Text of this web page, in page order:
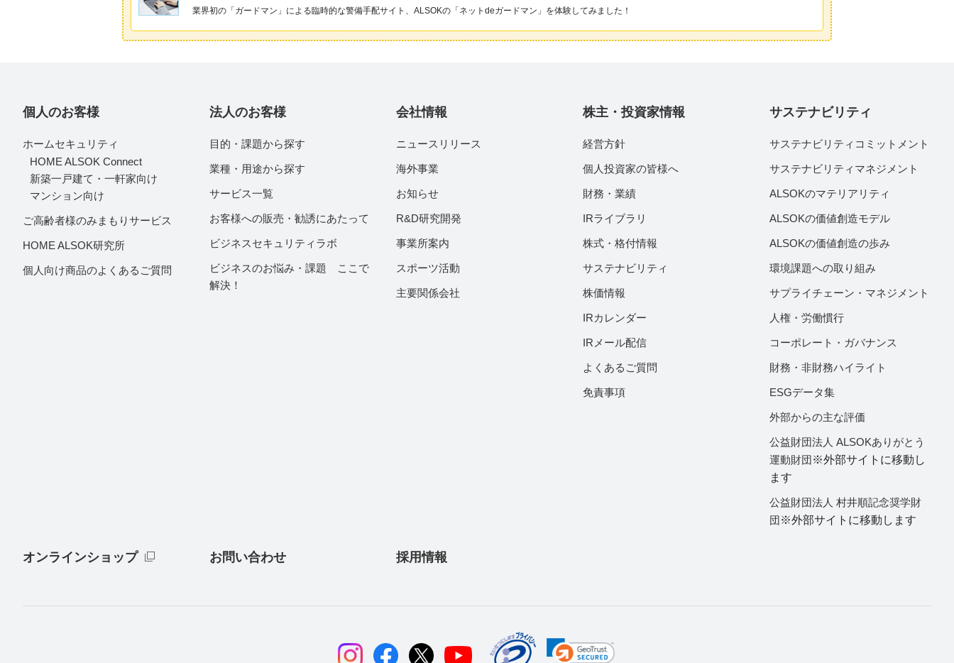
業界初の「ガードマン」による臨時的な警備手配サイト、ALSOKの「ネットdeガードマン」を体験してみました！
個人のお客様
ホームセキュリティ
HOME ALSOK Connect
新築一戸建て・一軒家向け
マンション向け
ご高齢者様のみまもりサービス
HOME ALSOK研究所
個人向け商品のよくあるご質問
法人のお客様
目的・課題から探す
業種・用途から探す
サービス一覧
お客様への販売・勧誘にあたって
ビジネスセキュリティラボ
ビジネスのお悩み・課題 ここで
解決！
会社情報
ニュースリリース
海外事業
お知らせ
R&D研究開発
事業所案内
スポーツ活動
主要関係会社
株主・投資家情報
経営方針
個人投資家の皆様へ
財務・業績
IRライブラリ
株式・格付情報
サステナビリティ
株価情報
IRカレンダー
IRメール配信
よくあるご質問
免責事項
サステナビリティ
サステナビリティコミットメント
サステナビリティマネジメント
ALSOKのマテリアリティ
ALSOKの価値創造モデル
ALSOKの価値創造の歩み
環境課題への取り組み
サプライチェーン・マネジメント
人権・労働慣行
コーポレート・ガバナンス
財務・非財務ハイライト
ESGデータ集
外部からの主な評価
公益財団法人 ALSOKありがとう
運動財団※外部サイトに移動し
ます
公益財団法人 村井順記念奨学財
団※外部サイトに移動します
オンラインショップ お問い合わせ 採用情報